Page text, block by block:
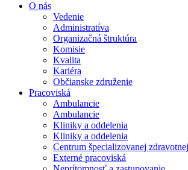
O nás
Vedenie
Administratíva
Organizačná štruktúra
Komisie
Kvalita
Kariéra
Občianske združenie
Pracoviská
Ambulancie
Ambulancie
Kliniky a oddelenia
Kliniky a oddelenia
Centrum špecializovanej
Externé pracoviská